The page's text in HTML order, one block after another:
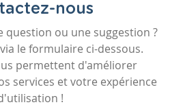
nous
question ou une suggestion ?
le formulaire ci-dessous.
permettent d'améliorer
services et votre expérience
!